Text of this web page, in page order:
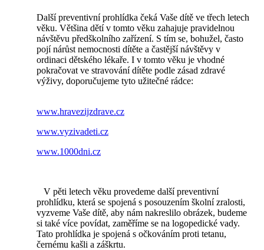
Další preventivní prohlídka čeká Vaše dítě ve třech letech
věku. Většina dětí v tomto věku zahajuje pravidelnou
návštěvu předškolního zařízení. S tím se, bohužel, často
pojí nárůst nemocnosti dítěte a častější návštěvy v
ordinaci dětského lékaře. I v tomto věku je vhodné
pokračovat ve stravování dítěte podle zásad zdravé
výživy, doporučujeme tyto užitečné rádce:
www.hravezijzdrave.cz
www.vyzivadeti.cz
www.1000dni.cz
V pěti letech věku provedeme další preventivní
prohlídku, která se spojená s posouzením školní zralosti,
vyzveme Vaše dítě, aby nám nakreslilo obrázek, budeme
si také více povídat, zaměříme se na logopedické vady.
Tato prohlídka je spojená s očkováním proti tetanu,
černému kašli a záškrtu.